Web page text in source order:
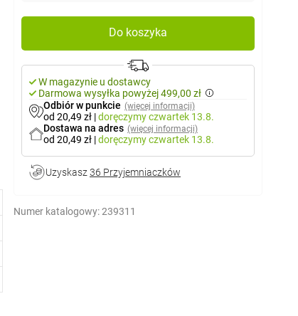
Do koszyka
W magazynie u dostawcy
Darmowa wysyłka powyżej 499,00 zł
Odbiór w punkcie (więcej informacji)
od 20,49 zł |doręczymyczwartek 13.8.
Dostawa na adres (więcej informacji)
od 20,49 zł |doręczymyczwartek 13.8.
Uzyskasz 36 Przyjemniaczków
Numer katalogowy:239311